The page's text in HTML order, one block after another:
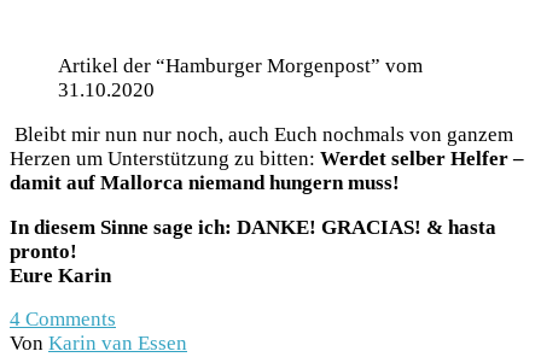
Artikel der “Hamburger Morgenpost” vom
31.10.2020
Bleibt mir nun nur noch, auch Euch nochmals von ganzem
Herzen um Unterstützung zu bitten: Werdet selber Helfer –
damit auf Mallorca niemand hungern muss!
In diesem Sinne sage ich: DANKE! GRACIAS! & hasta
pronto!
Eure Karin
4 Comments
Von Karin van Essen